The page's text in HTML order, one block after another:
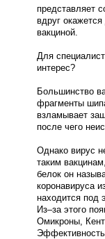
представляет
вдруг
вакциной.
Для
интерес?
Большинство
фрагменты
взламывает
после чего
Однако вирус
таким
белок он
коронавируса
находится под
Из–за этого
Омикроны,